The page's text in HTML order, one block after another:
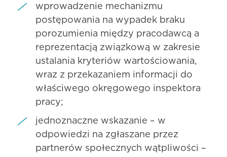
wprowadzenie mechanizmu
postępowania na wypadek braku
porozumienia między pracodawcą a
reprezentacją związkową w zakresie
ustalania kryteriów wartościowania,
wraz z przekazaniem informacji do
właściwego okręgowego inspektora
pracy;
jednoznaczne wskazanie – w
odpowiedzi na zgłaszane przez
partnerów społecznych wątpliwości –